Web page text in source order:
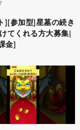
][参加型]星墓の続き
てくれる方大募集|
金]